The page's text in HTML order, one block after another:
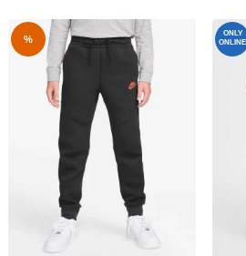
%
ONLY
ONLINE